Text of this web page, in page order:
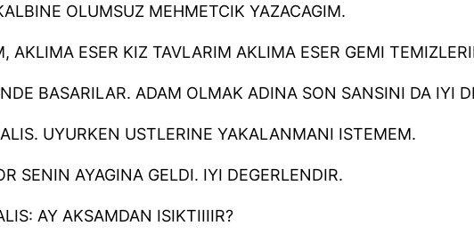
OLUMSUZ MEHMETCIK YAZACAGIM.
ESER KIZ TAVLARIM AKLIMA ESER GEMI
BASARILAR. ADAM OLMAK ADINA SON SANSINI DA IYI
UYURKEN USTLERINE YAKALANMANI ISTEMEM.
SENIN AYAGINA GELDI. IYI DEGERLENDIR.
AY AKSAMDAN ISIKTIIIIR?